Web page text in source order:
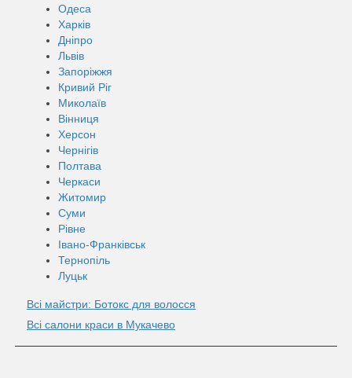
Одеса
Харків
Дніпро
Львів
Запоріжжя
Кривий Ріг
Миколаїв
Вінниця
Херсон
Чернігів
Полтава
Черкаси
Житомир
Суми
Рівне
Івано-Франківськ
Тернопіль
Луцьк
Всі майстри: Ботокс для волосся
Всі салони краси в Мукачево